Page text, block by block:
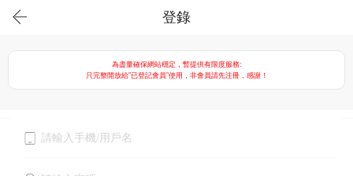
登錄
為盡量確保網站穩定，暫提供有限度服務:
只完整開放給”已登記會員”使用，非會員請先注冊，感謝！